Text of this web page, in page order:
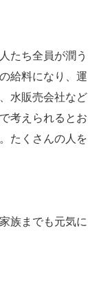
たち全員が潤う
給料になり、運
水販売会社など
考えられるとお
たくさんの人を
族までも元気に